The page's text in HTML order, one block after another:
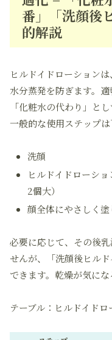
番」「洗顔後
的解説
ヒルドイドローション
水分蒸発を防ぎます。
「化粧水の代わり」と
一般的な使用ステップは
洗顔
ヒルドイドローシ
2個大）
顔全体にやさしく
必要に応じて、その後
せんが、「洗顔後ヒル
できます。乾燥が気にな
テーブル：ヒルドイド